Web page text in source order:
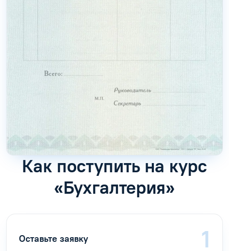
Как поступить на курс
«Бухгалтерия»
Оставьте заявку